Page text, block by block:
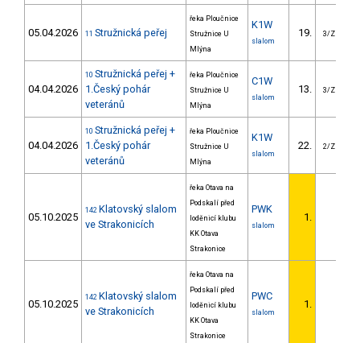
05.04.2026 11 Stružnická peřej
řeka Ploučnice
Stružnice U
Mlýna
K1W
slalom
19. 3/ZM
04.04.2026
10 Stružnická peřej +
1.Český pohár
veteránů
řeka Ploučnice
Stružnice U
Mlýna
C1W
slalom
13. 3/ZM
04.04.2026
10 Stružnická peřej +
1.Český pohár
veteránů
řeka Ploučnice
Stružnice U
Mlýna
K1W
slalom
22. 2/ZM
05.10.2025
142 Klatovský slalom
ve Strakonicích
řeka Otava na
Podskalí před
loděnicí klubu
KK Otava
Strakonice
PWK
slalom
1.
05.10.2025
142 Klatovský slalom
ve Strakonicích
řeka Otava na
Podskalí před
loděnicí klubu
KK Otava
Strakonice
PWC
slalom
1.